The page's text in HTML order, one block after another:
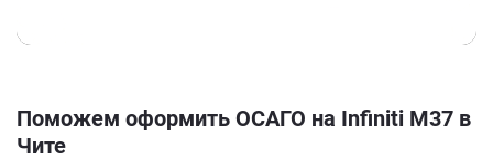
Поможем оформить ОСАГО на Infiniti M37 в
Чите